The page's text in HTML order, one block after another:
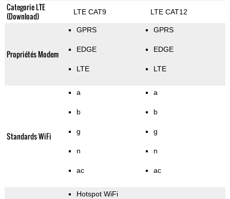
Categorie LTE
(Download)
LTE CAT9 LTE CAT12
Propriétés Modem
GPRS
EDGE
LTE
GPRS
EDGE
LTE
Standards WiFi
a
b
g
n
ac
a
b
g
n
ac
Hotspot WiFi